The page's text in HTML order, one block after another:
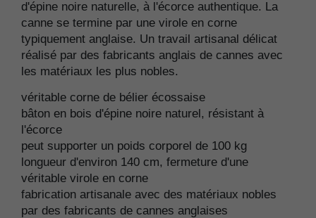
d'épine noire naturelle, à l'écorce authentique. La
canne se termine par une virole en corne
typiquement anglaise. Un travail artisanal délicat
réalisé par des fabricants anglais de cannes avec
les matériaux les plus nobles.
véritable corne de bélier écossaise
bâton en bois d'épine noire naturel, résistant à
l'écorce
peut supporter un poids corporel de 100 kg
longueur d'environ 140 cm, fermeture d'une
véritable virole en corne
fabrication artisanale avec des matériaux nobles
par des fabricants de cannes anglaises